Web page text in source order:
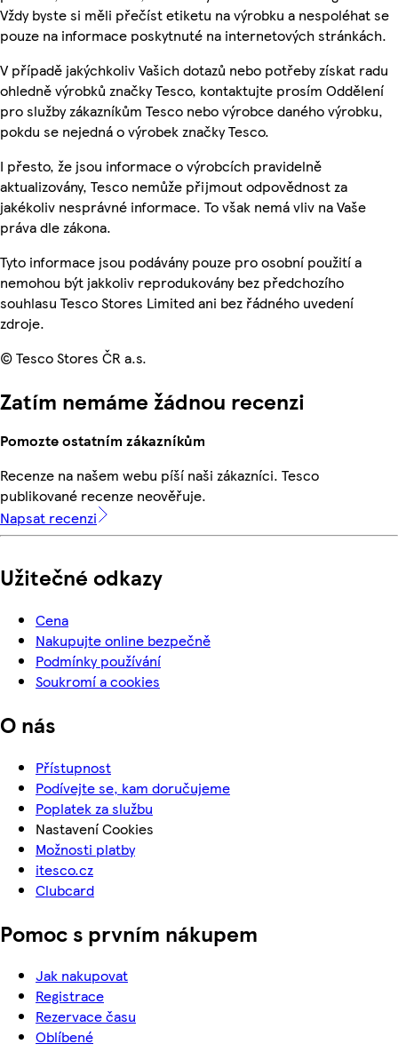
Vždy byste si měli přečíst etiketu na výrobku a nespoléhat se
pouze na informace poskytnuté na internetových stránkách.
V případě jakýchkoliv Vašich dotazů nebo potřeby získat radu
ohledně výrobků značky Tesco, kontaktujte prosím Oddělení
pro služby zákazníkům Tesco nebo výrobce daného výrobku,
pokdu se nejedná o výrobek značky Tesco.
I přesto, že jsou informace o výrobcích pravidelně
aktualizovány, Tesco nemůže přijmout odpovědnost za
jakékoliv nesprávné informace. To však nemá vliv na Vaše
práva dle zákona.
Tyto informace jsou podávány pouze pro osobní použití a
nemohou být jakkoliv reprodukovány bez předchozího
souhlasu Tesco Stores Limited ani bez řádného uvedení
zdroje.
© Tesco Stores ČR a.s.
Zatím nemáme žádnou recenzi
Pomozte ostatním zákazníkům
Recenze na našem webu píší naši zákazníci. Tesco
publikované recenze neověřuje.
Napsat recenzi
Užitečné odkazy
Cena
Nakupujte online bezpečně
Podmínky používání
Soukromí a cookies
O nás
Přístupnost
Podívejte se, kam doručujeme
Poplatek za službu
Nastavení Cookies
Možnosti platby
itesco.cz
Clubcard
Pomoc s prvním nákupem
Jak nakupovat
Registrace
Rezervace času
Oblíbené